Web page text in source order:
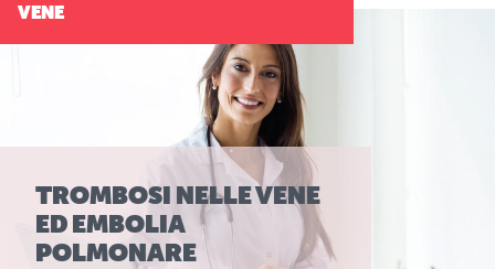
VENE
TROMBOSI NELLE VENE
ED EMBOLIA
POLMONARE